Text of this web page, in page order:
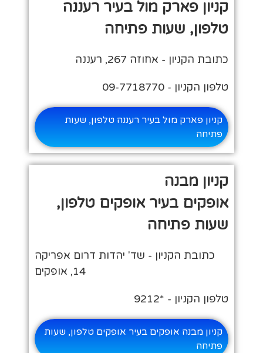
קניון פארק מול בעיר רעננה
טלפון, שעות פתיחה
כתובת הקניון - אחוזה 267, רעננה
טלפון הקניון - 09-7718770
קניון פארק מול בעיר רעננה טלפון, שעות
פתיחה
קניון מבנה
אופקים בעיר אופקים טלפון,
שעות פתיחה
כתובת הקניון - שד' יהדות דרום אפריקה
14, אופקים
טלפון הקניון - *9212
קניון מבנה אופקים בעיר אופקים טלפון, שעות
פתיחה